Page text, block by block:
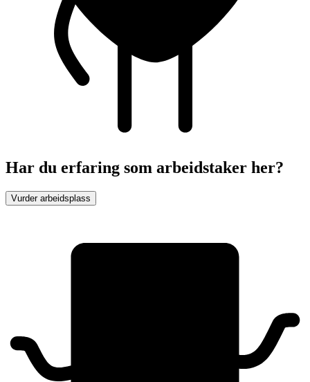
Har du erfaring som arbeidstaker her?
Vurder arbeidsplass